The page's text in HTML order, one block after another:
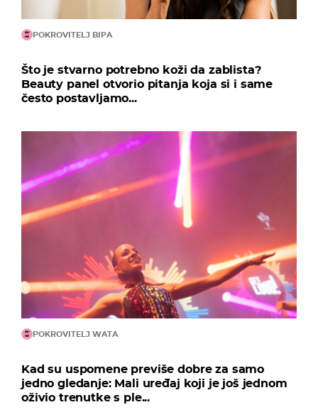
POKROVITELJ BIPA
Što je stvarno potrebno koži da zablista?
Beauty panel otvorio pitanja koja si i same
često postavljamo...
POKROVITELJ WATA
Kad su uspomene previše dobre za samo
jedno gledanje: Mali uređaj koji je još jednom
oživio trenutke s ple...